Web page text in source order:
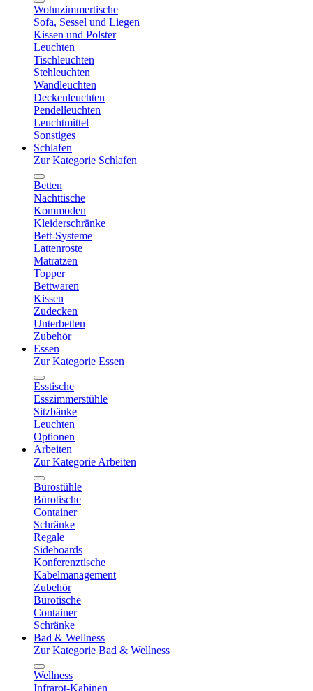
Wohnzimmertische
Sofa, Sessel und Liegen
Kissen und Polster
Leuchten
Tischleuchten
Stehleuchten
Wandleuchten
Deckenleuchten
Pendelleuchten
Leuchtmittel
Sonstiges
Schlafen
Zur Kategorie Schlafen
Betten
Nachttische
Kommoden
Kleiderschränke
Bett-Systeme
Lattenroste
Matratzen
Topper
Bettwaren
Kissen
Zudecken
Unterbetten
Zubehör
Essen
Zur Kategorie Essen
Esstische
Esszimmerstühle
Sitzbänke
Leuchten
Optionen
Arbeiten
Zur Kategorie Arbeiten
Bürostühle
Bürotische
Container
Schränke
Regale
Sideboards
Konferenztische
Kabelmanagement
Zubehör
Bürotische
Container
Schränke
Bad & Wellness
Zur Kategorie Bad & Wellness
Wellness
Infrarot-Kabinen